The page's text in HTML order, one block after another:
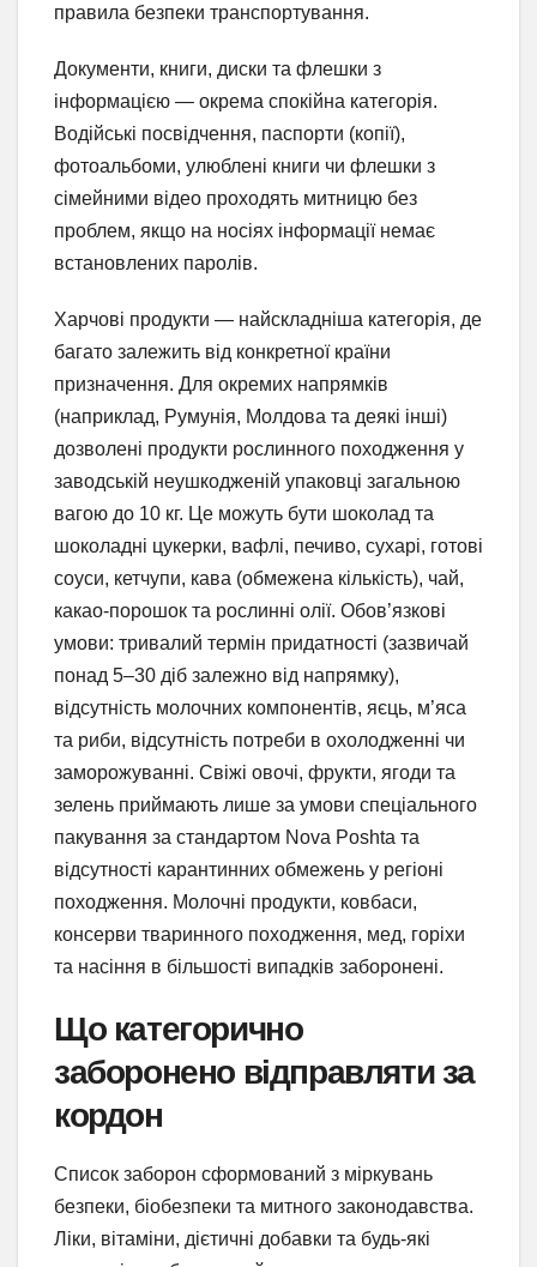
правила безпеки транспортування.
Документи, книги, диски та флешки з
інформацією — окрема спокійна категорія.
Водійські посвідчення, паспорти (копії),
фотоальбоми, улюблені книги чи флешки з
сімейними відео проходять митницю без
проблем, якщо на носіях інформації немає
встановлених паролів.
Харчові продукти — найскладніша категорія, де
багато залежить від конкретної країни
призначення. Для окремих напрямків
(наприклад, Румунія, Молдова та деякі інші)
дозволені продукти рослинного походження у
заводській неушкодженій упаковці загальною
вагою до 10 кг. Це можуть бути шоколад та
шоколадні цукерки, вафлі, печиво, сухарі, готові
соуси, кетчупи, кава (обмежена кількість), чай,
какао-порошок та рослинні олії. Обов’язкові
умови: тривалий термін придатності (зазвичай
понад 5–30 діб залежно від напрямку),
відсутність молочних компонентів, яєць, м’яса
та риби, відсутність потреби в охолодженні чи
заморожуванні. Свіжі овочі, фрукти, ягоди та
зелень приймають лише за умови спеціального
пакування за стандартом Nova Poshta та
відсутності карантинних обмежень у регіоні
походження. Молочні продукти, ковбаси,
консерви тваринного походження, мед, горіхи
та насіння в більшості випадків заборонені.
Що категорично
заборонено відправляти за
кордон
Список заборон сформований з міркувань
безпеки, біобезпеки та митного законодавства.
Ліки, вітаміни, дієтичні добавки та будь-які